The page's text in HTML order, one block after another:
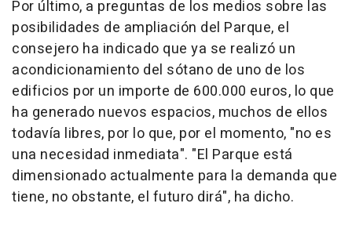
Por último, a preguntas de los medios sobre las
posibilidades de ampliación del Parque, el
consejero ha indicado que ya se realizó un
acondicionamiento del sótano de uno de los
edificios por un importe de 600.000 euros, lo que
ha generado nuevos espacios, muchos de ellos
todavía libres, por lo que, por el momento, "no es
una necesidad inmediata". "El Parque está
dimensionado actualmente para la demanda que
tiene, no obstante, el futuro dirá", ha dicho.